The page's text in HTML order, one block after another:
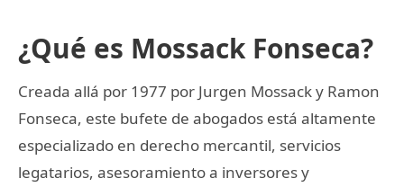
¿Qué es Mossack Fonseca?
Creada allá por 1977 por Jurgen Mossack y Ramon
Fonseca, este bufete de abogados está altamente
especializado en derecho mercantil, servicios
legatarios, asesoramiento a inversores y